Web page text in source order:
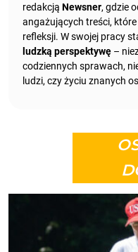
redakcją Newsner, gdzie
angażujących treści,
refleksji. W swojej pracy
ludzką perspektywę –
codziennych sprawach,
ludzi, czy życiu znanych